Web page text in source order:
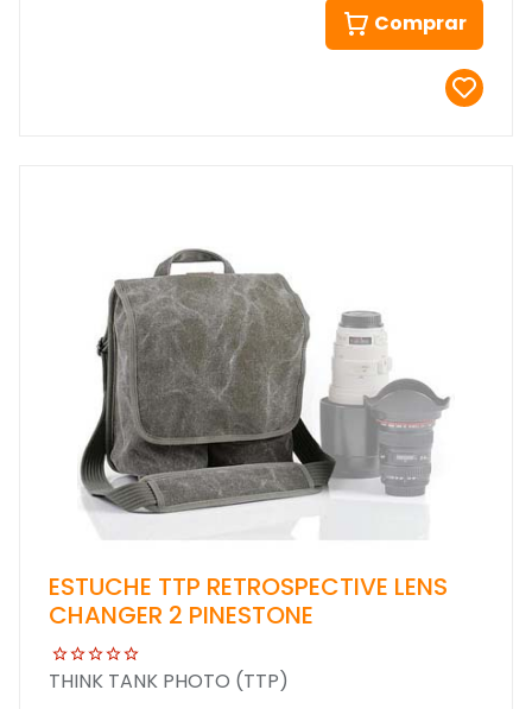
Comprar
ESTUCHE TTP RETROSPECTIVE LENS
CHANGER 2 PINESTONE
THINK TANK PHOTO (TTP)